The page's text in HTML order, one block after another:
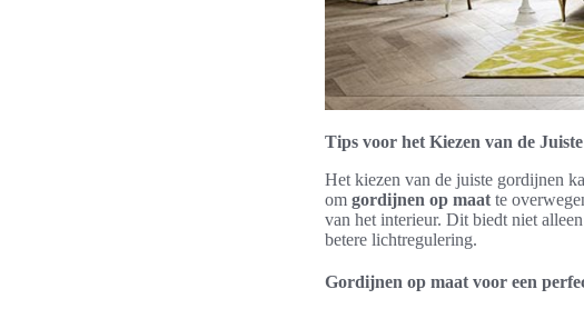
Tips voor het Kiezen van de
Het kiezen van de juiste gordijnen
om gordijnen op maat te
van het interieur. Dit biedt niet
betere lichtregulering.
Gordijnen op maat voor een